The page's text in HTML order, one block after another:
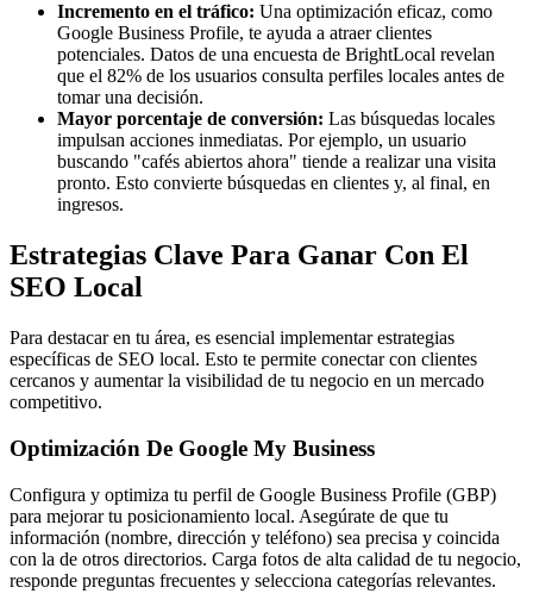
Incremento en el tráfico: Una optimización eficaz, como
Google Business Profile, te ayuda a atraer clientes
potenciales. Datos de una encuesta de BrightLocal revelan
que el 82% de los usuarios consulta perfiles locales antes de
tomar una decisión.
Mayor porcentaje de conversión: Las búsquedas locales
impulsan acciones inmediatas. Por ejemplo, un usuario
buscando "cafés abiertos ahora" tiende a realizar una visita
pronto. Esto convierte búsquedas en clientes y, al final, en
ingresos.
Estrategias Clave Para Ganar Con El
SEO Local
Para destacar en tu área, es esencial implementar estrategias
específicas de SEO local. Esto te permite conectar con clientes
cercanos y aumentar la visibilidad de tu negocio en un mercado
competitivo.
Optimización De Google My Business
Configura y optimiza tu perfil de Google Business Profile (GBP)
para mejorar tu posicionamiento local. Asegúrate de que tu
información (nombre, dirección y teléfono) sea precisa y coincida
con la de otros directorios. Carga fotos de alta calidad de tu negocio,
responde preguntas frecuentes y selecciona categorías relevantes.